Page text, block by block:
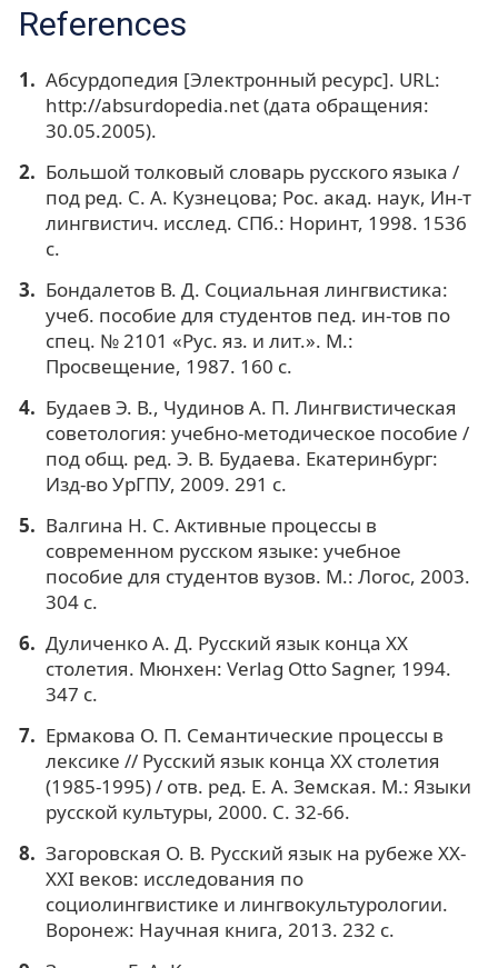
References
Абсурдопедия [Электронный ресурс]. URL:
http://absurdopedia.net (дата обращения:
30.05.2005).
Большой толковый словарь русского языка /
под ред. С. А. Кузнецова; Рос. акад. наук, Ин-т
лингвистич. исслед. СПб.: Норинт, 1998. 1536
с.
Бондалетов В. Д. Социальная лингвистика:
учеб. пособие для студентов пед. ин-тов по
спец. № 2101 «Рус. яз. и лит.». М.:
Просвещение, 1987. 160 с.
Будаев Э. В., Чудинов А. П. Лингвистическая
советология: учебно-методическое пособие /
под общ. ред. Э. В. Будаева. Екатеринбург:
Изд-во УрГПУ, 2009. 291 с.
Валгина Н. С. Активные процессы в
современном русском языке: учебное
пособие для студентов вузов. М.: Логос, 2003.
304 с.
Дуличенко А. Д. Русский язык конца ХХ
столетия. Мюнхен: Verlag Otto Sagner, 1994.
347 с.
Ермакова О. П. Семантические процессы в
лексике // Русский язык конца ХХ столетия
(1985-1995) / отв. ред. Е. А. Земская. М.: Языки
русской культуры, 2000. С. 32-66.
Загоровская О. В. Русский язык на рубеже XX-
XXI веков: исследования по
социолингвистике и лингвокультурологии.
Воронеж: Научная книга, 2013. 232 с.